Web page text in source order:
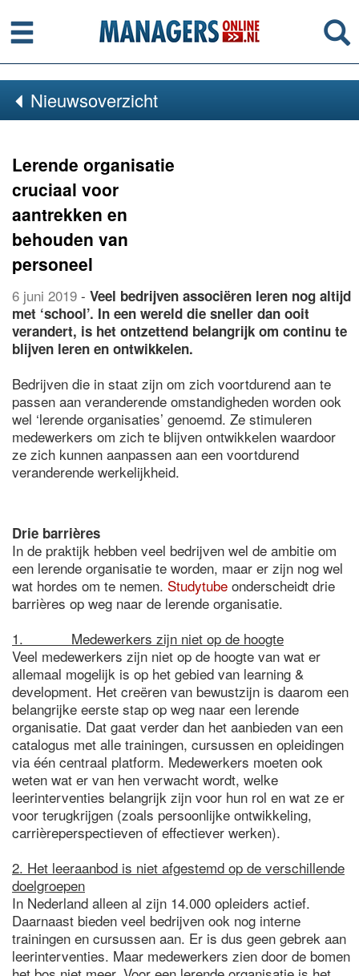
Menu
Nieuwsoverzicht
Lerende organisatie
cruciaal voor
aantrekken en
behouden van
personeel
6 juni 2019 - Veel bedrijven associëren leren nog altijd
met ‘school’. In een wereld die sneller dan ooit
verandert, is het ontzettend belangrijk om continu te
blijven leren en ontwikkelen.
Bedrijven die in staat zijn om zich voortdurend aan te
passen aan veranderende omstandigheden worden ook
wel ‘lerende organisaties’ genoemd. Ze stimuleren
medewerkers om zich te blijven ontwikkelen waardoor
ze zich kunnen aanpassen aan een voortdurend
veranderende werkelijkheid.
Drie barrières
In de praktijk hebben veel bedrijven wel de ambitie om
een lerende organisatie te worden, maar er zijn nog wel
wat hordes om te nemen. Studytube onderscheidt drie
barrières op weg naar de lerende organisatie.
1. Medewerkers zijn niet op de hoogte
Veel medewerkers zijn niet op de hoogte van wat er
allemaal mogelijk is op het gebied van learning &
development. Het creëren van bewustzijn is daarom een
belangrijke eerste stap op weg naar een lerende
organisatie. Dat gaat verder dan het aanbieden van een
catalogus met alle trainingen, cursussen en opleidingen
via één centraal platform. Medewerkers moeten ook
weten wat er van hen verwacht wordt, welke
leerinterventies belangrijk zijn voor hun rol en wat ze er
voor terugkrijgen (zoals persoonlijke ontwikkeling,
carrièreperspectieven of effectiever werken).
2. Het leeraanbod is niet afgestemd op de verschillende
doelgroepen
In Nederland alleen al zijn 14.000 opleiders actief.
Daarnaast bieden veel bedrijven ook nog interne
trainingen en cursussen aan. Er is dus geen gebrek aan
leerinterventies. Maar medewerkers zien door de bomen